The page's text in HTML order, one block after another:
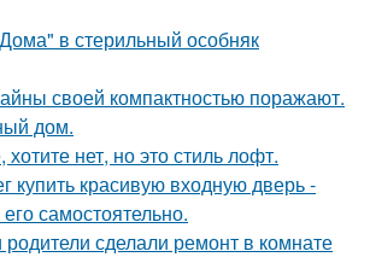
в стерильный особняк
своей компактностью поражают.
дом.
хотите нет, но это стиль лофт.
купить красивую входную дверь -
самостоятельно.
сделали ремонт в комнате